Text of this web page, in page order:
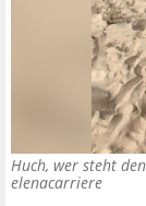
Huch, wer steht
elenacarriere